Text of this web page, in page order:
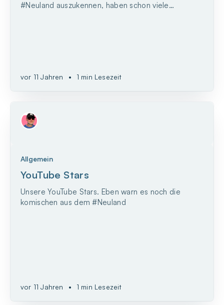
#Neuland auszukennen, haben schon viele
vor 11 Jahren • 1 min Lesezeit
Allgemein
YouTube Stars
Unsere YouTube Stars. Eben warn es noch die
komischen aus dem #Neuland
vor 11 Jahren • 1 min Lesezeit